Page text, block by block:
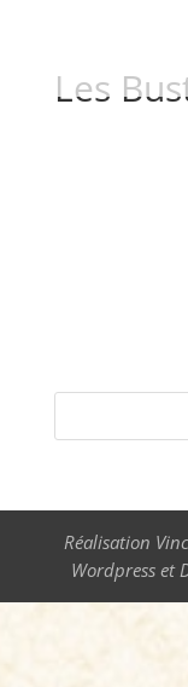
Les
Réalisation
Wordpress et